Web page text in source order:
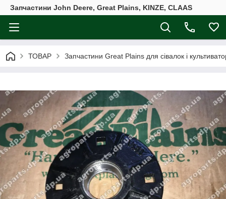
Запчастини John Deere, Great Plains, KINZE, CLAAS
ТОВАР Запчастини Great Plains для сівалок і